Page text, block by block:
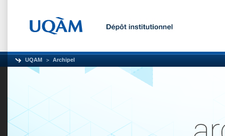
UQAM Archipel